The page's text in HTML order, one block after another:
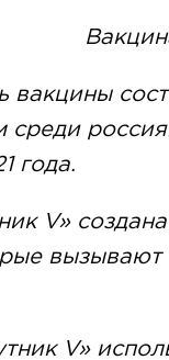
вакцины
среди
года.
V»
V»